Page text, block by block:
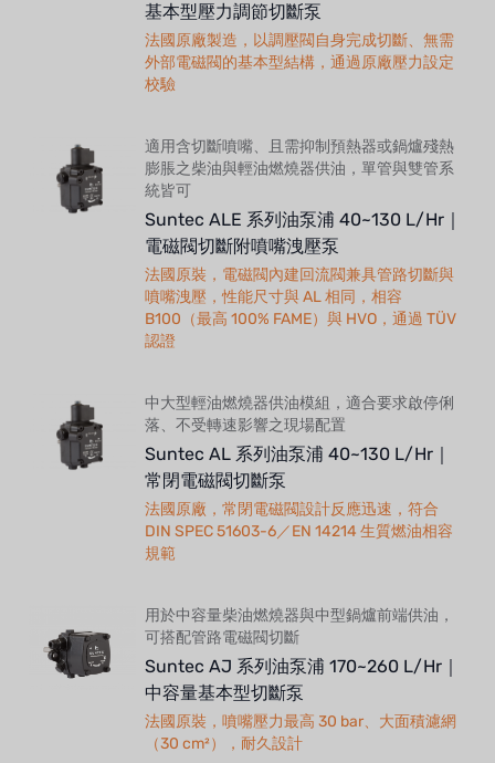
基本型壓力調節切斷泵
法國原廠製造，以調壓閥自身完成切斷、無需
外部電磁閥的基本型結構，通過原廠壓力設定
校驗
適用含切斷噴嘴、且需抑制預熱器或鍋爐殘熱
膨脹之柴油與輕油燃燒器供油，單管與雙管系
統皆可
Suntec ALE 系列油泵浦 40~130 L/Hr｜
電磁閥切斷附噴嘴洩壓泵
法國原裝，電磁閥內建回流閥兼具管路切斷與
噴嘴洩壓，性能尺寸與 AL 相同，相容
B100（最高 100% FAME）與 HVO，通過 TÜV
認證
中大型輕油燃燒器供油模組，適合要求啟停俐
落、不受轉速影響之現場配置
Suntec AL 系列油泵浦 40~130 L/Hr｜
常閉電磁閥切斷泵
法國原廠，常閉電磁閥設計反應迅速，符合
DIN SPEC 51603-6／EN 14214 生質燃油相容
規範
用於中容量柴油燃燒器與中型鍋爐前端供油，
可搭配管路電磁閥切斷
Suntec AJ 系列油泵浦 170~260 L/Hr｜
中容量基本型切斷泵
法國原裝，噴嘴壓力最高 30 bar、大面積濾網
（30 cm²），耐久設計